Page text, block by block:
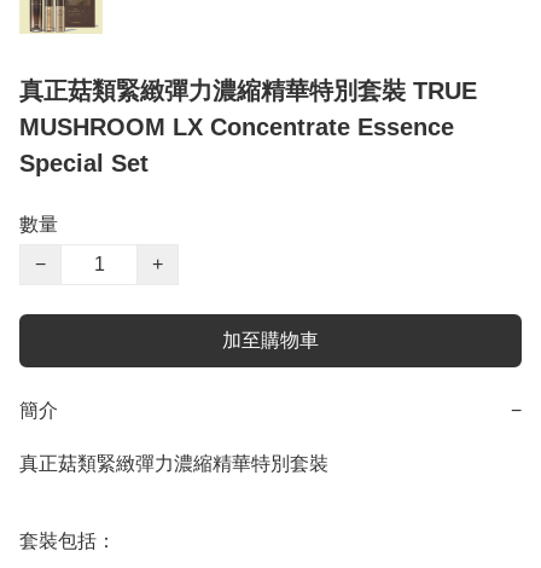
真正菇類緊緻彈力濃縮精華特別套裝 TRUE
MUSHROOM LX Concentrate Essence
Special Set
數量
−
+
加至購物車
簡介 −
真正菇類緊緻彈力濃縮精華特別套裝
套裝包括：